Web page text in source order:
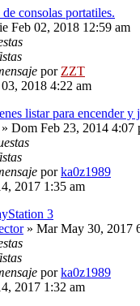
consolas portatiles.
Feb 02, 2018 12:59 am
por ZZT
03, 2018 4:22 am
listar para encender y
» Dom Feb 23, 2014 4:07
porka0z1989
2017 1:35 am
3
» Mar May 30, 2017
porka0z1989
2017 1:32 am